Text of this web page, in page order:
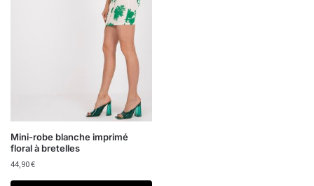
Mini-robe blanche imprimé
floral à bretelles
44,90€